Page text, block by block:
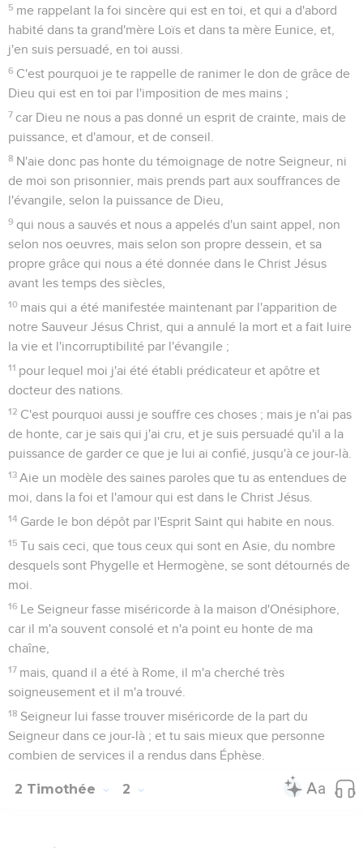
5 me rappelant la foi sincère qui est en toi, et qui a d'abord
habité dans ta grand'mère Loïs et dans ta mère Eunice, et,
j'en suis persuadé, en toi aussi.
6 C'est pourquoi je te rappelle de ranimer le don de grâce de
Dieu qui est en toi par l'imposition de mes mains ;
7 car Dieu ne nous a pas donné un esprit de crainte, mais de
puissance, et d'amour, et de conseil.
8 N'aie donc pas honte du témoignage de notre Seigneur, ni
de moi son prisonnier, mais prends part aux souffrances de
l'évangile, selon la puissance de Dieu,
9 qui nous a sauvés et nous a appelés d'un saint appel, non
selon nos oeuvres, mais selon son propre dessein, et sa
propre grâce qui nous a été donnée dans le Christ Jésus
avant les temps des siècles,
10 mais qui a été manifestée maintenant par l'apparition de
notre Sauveur Jésus Christ, qui a annulé la mort et a fait luire
la vie et l'incorruptibilité par l'évangile ;
11 pour lequel moi j'ai été établi prédicateur et apôtre et
docteur des nations.
12 C'est pourquoi aussi je souffre ces choses ; mais je n'ai pas
de honte, car je sais qui j'ai cru, et je suis persuadé qu'il a la
puissance de garder ce que je lui ai confié, jusqu'à ce jour-là.
13 Aie un modèle des saines paroles que tu as entendues de
moi, dans la foi et l'amour qui est dans le Christ Jésus.
14 Garde le bon dépôt par l'Esprit Saint qui habite en nous.
15 Tu sais ceci, que tous ceux qui sont en Asie, du nombre
desquels sont Phygelle et Hermogène, se sont détournés de
moi.
16 Le Seigneur fasse miséricorde à la maison d'Onésiphore,
car il m'a souvent consolé et n'a point eu honte de ma
chaîne,
17 mais, quand il a été à Rome, il m'a cherché très
soigneusement et il m'a trouvé.
18 Seigneur lui fasse trouver miséricorde de la part du
Seigneur dans ce jour-là ; et tu sais mieux que personne
combien de services il a rendus dans Éphèse.
2 Timothée 2